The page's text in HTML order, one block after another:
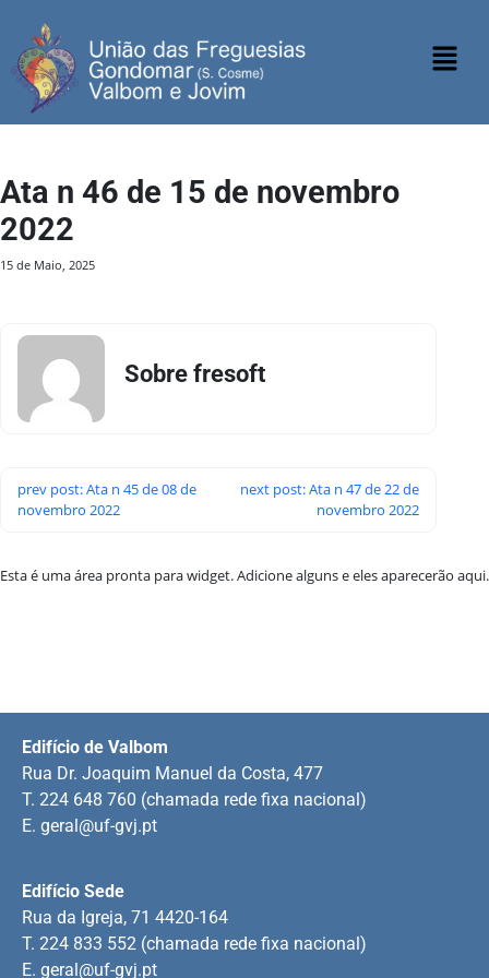
Ata n 46 de 15 de novembro
2022
15 de Maio, 2025
Sobre fresoft
prev post: Ata n 45 de 08 de
novembro 2022
next post: Ata n 47 de 22 de
novembro 2022
Esta é uma área pronta para widget. Adicione alguns e eles aparecerão aqui.
Edifício Sede
Rua da Igreja, 71 4420-164
T. 224 833 552 (chamada rede fixa nacional)
E. geral@uf-gvj.pt
Edifício de Valbom
Rua Dr. Joaquim Manuel da Costa, 477
T. 224 648 760 (chamada rede fixa nacional)
E. geral@uf-gvj.pt